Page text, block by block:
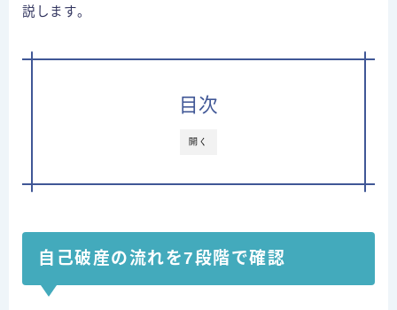
説します。
開く
目次
自己破産の流れを7段階で確認